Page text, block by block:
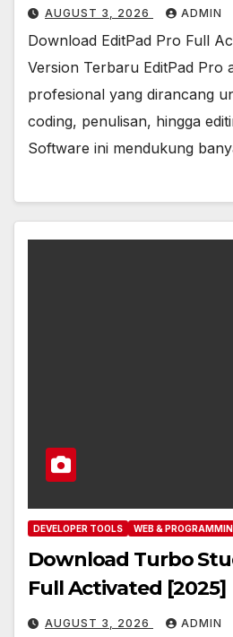
AUGUST 3, 2026 ADMIN
Download EditPad Pro Full
Version Terbaru EditPad Pro
profesional yang dirancang
coding, penulisan, hingga
Software ini mendukung
DEVELOPER TOOLS WEB &
Download Turbo
Full Activated [2025]
AUGUST 3, 2026 ADMIN